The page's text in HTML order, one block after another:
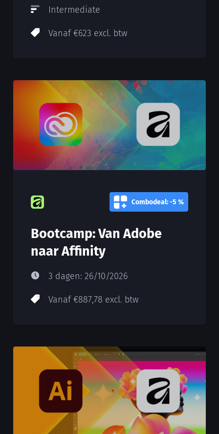
Intermediate
Vanaf €623 excl. btw
Combodeal: -5 %
Bootcamp: Van Adobe
naar Affinity
3 dagen: 26/10/2026
Vanaf €887,78 excl. btw